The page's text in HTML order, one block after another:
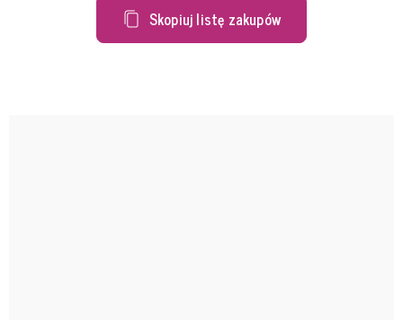
Skopiuj listę zakupów